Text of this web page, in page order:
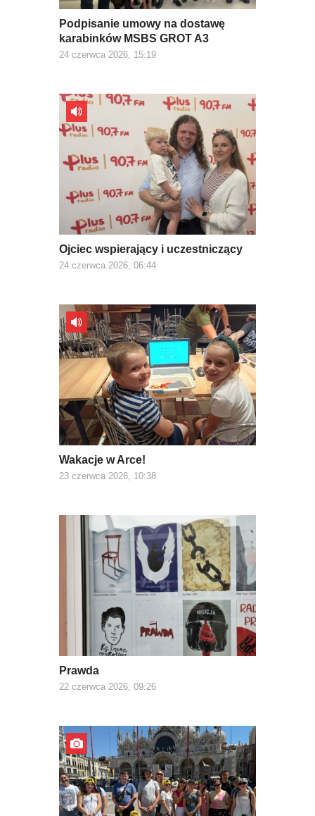
Podpisanie umowy na dostawę
karabinków MSBS GROT A3
24 czerwca 2026, 15:19
Ojciec wspierający i uczestniczący
24 czerwca 2026, 06:44
Wakacje w Arce!
23 czerwca 2026, 10:38
Prawda
22 czerwca 2026, 09:26